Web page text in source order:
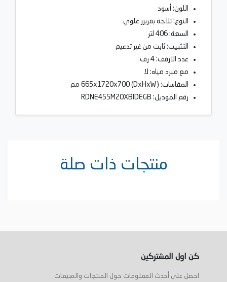
اللون: أسود
النوع: ثلاجة بفريزر علوي
السعة: 406 لتر
التثبيت: ثابت من غير تدعيم
عدد الارفف: 4 رف
مع مبرد مياه: لا
المقاسات: (DxHxW) 665x1720x700 مم
رقم الموديل: RDNE455M20XBIDEGB
منتجات ذات صلة
كن اول المشتركين
احصل على أحدث المعلومات حول المنتجات والمبيعات